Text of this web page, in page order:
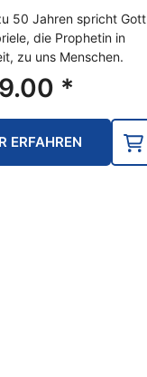
50 Jahren spricht Gott
die Prophetin in
zu uns Menschen.
9.00 *
ERFAHREN